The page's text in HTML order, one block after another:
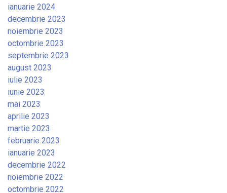
ianuarie 2024
decembrie 2023
noiembrie 2023
octombrie 2023
septembrie 2023
august 2023
iulie 2023
iunie 2023
mai 2023
aprilie 2023
martie 2023
februarie 2023
ianuarie 2023
decembrie 2022
noiembrie 2022
octombrie 2022